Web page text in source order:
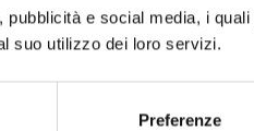
pubblicità e social media, i
suo utilizzo dei loro servizi.
Preferenze
obbligatori sono